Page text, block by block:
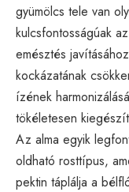
gyümölcs tele van
kulcsfontosságúak
emésztés
kockázatának
ízének
tökéletesen
Az alma egyik
oldható rosttípus,
pektin táplálja a